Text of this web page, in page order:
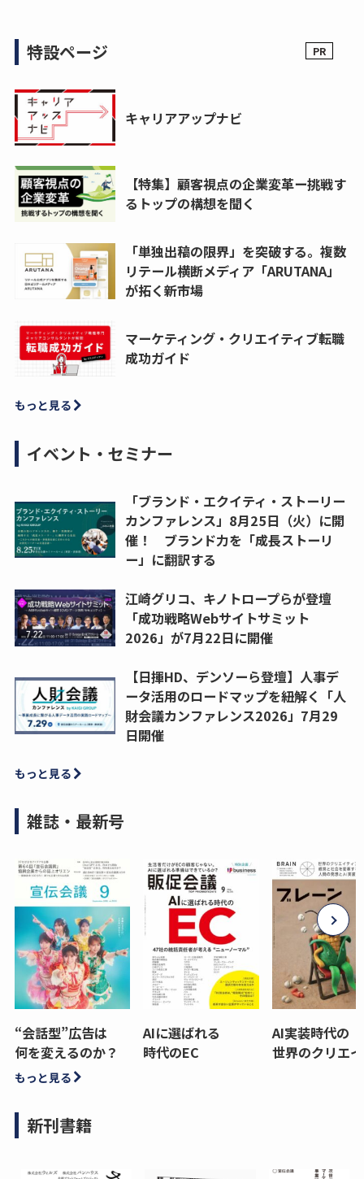
特設ページ
キャリアアップナビ
【特集】顧客視点の企業変革ー挑戦す
るトップの構想を聞く
「単独出稿の限界」を突破する。複数
リテール横断メディア「ARUTANA」
が拓く新市場
マーケティング・クリエイティブ転職
成功ガイド
もっと見る
イベント・セミナー
「ブランド・エクイティ・ストーリー
カンファレンス」8月25日（火）に開
催！ ブランド力を「成長ストーリ
ー」に翻訳する
江崎グリコ、キノトロープらが登壇
「成功戦略Webサイトサミット
2026」が7月22日に開催
【日揮HD、デンソーら登壇】人事デ
ータ活用のロードマップを紐解く「人
財会議カンファレンス2026」7月29
日開催
もっと見る
雑誌・最新号
“会話型”広告は
何を変えるのか？
AIに選ばれる
時代のEC
AI実装時代の
世界のクリエ
もっと見る
新刊書籍